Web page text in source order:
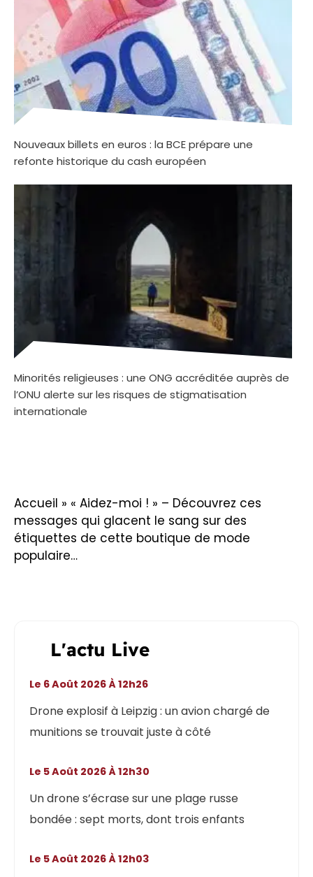
Nouveaux billets en euros : la BCE prépare une
refonte historique du cash européen
Minorités religieuses : une ONG accréditée auprès de
l’ONU alerte sur les risques de stigmatisation
internationale
Accueil » « Aidez-moi ! » – Découvrez ces
messages qui glacent le sang sur des
étiquettes de cette boutique de mode
populaire…
L'actu Live
Drone explosif à Leipzig : un avion chargé de
munitions se trouvait juste à côté
Le 6 Août 2026 À 12h26
Un drone s’écrase sur une plage russe
bondée : sept morts, dont trois enfants
Le 5 Août 2026 À 12h30
Le 5 Août 2026 À 12h03